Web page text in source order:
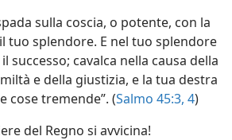
sulla coscia, o potente, con la
tuo splendore. E nel tuo splendore
successo; cavalca nella causa della
e della giustizia, e la tua destra
cose tremende”. (Salmo 45:3, 4)
del Regno si avvicina!